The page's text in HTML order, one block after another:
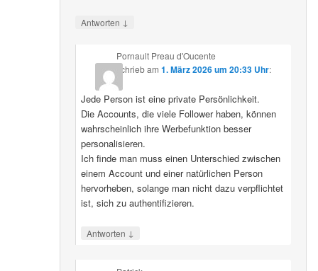
Antworten ↓
Pornault Preau d'Oucente
schriebam 1. März 2026 um 20:33 Uhr:
Jede Person ist eine private Persönlichkeit.
Die Accounts, die viele Follower haben, können
wahrscheinlich ihre Werbefunktion besser
personalisieren.
Ich finde man muss einen Unterschied zwischen
einem Account und einer natürlichen Person
hervorheben, solange man nicht dazu verpflichtet
ist, sich zu authentifizieren.
Antworten ↓